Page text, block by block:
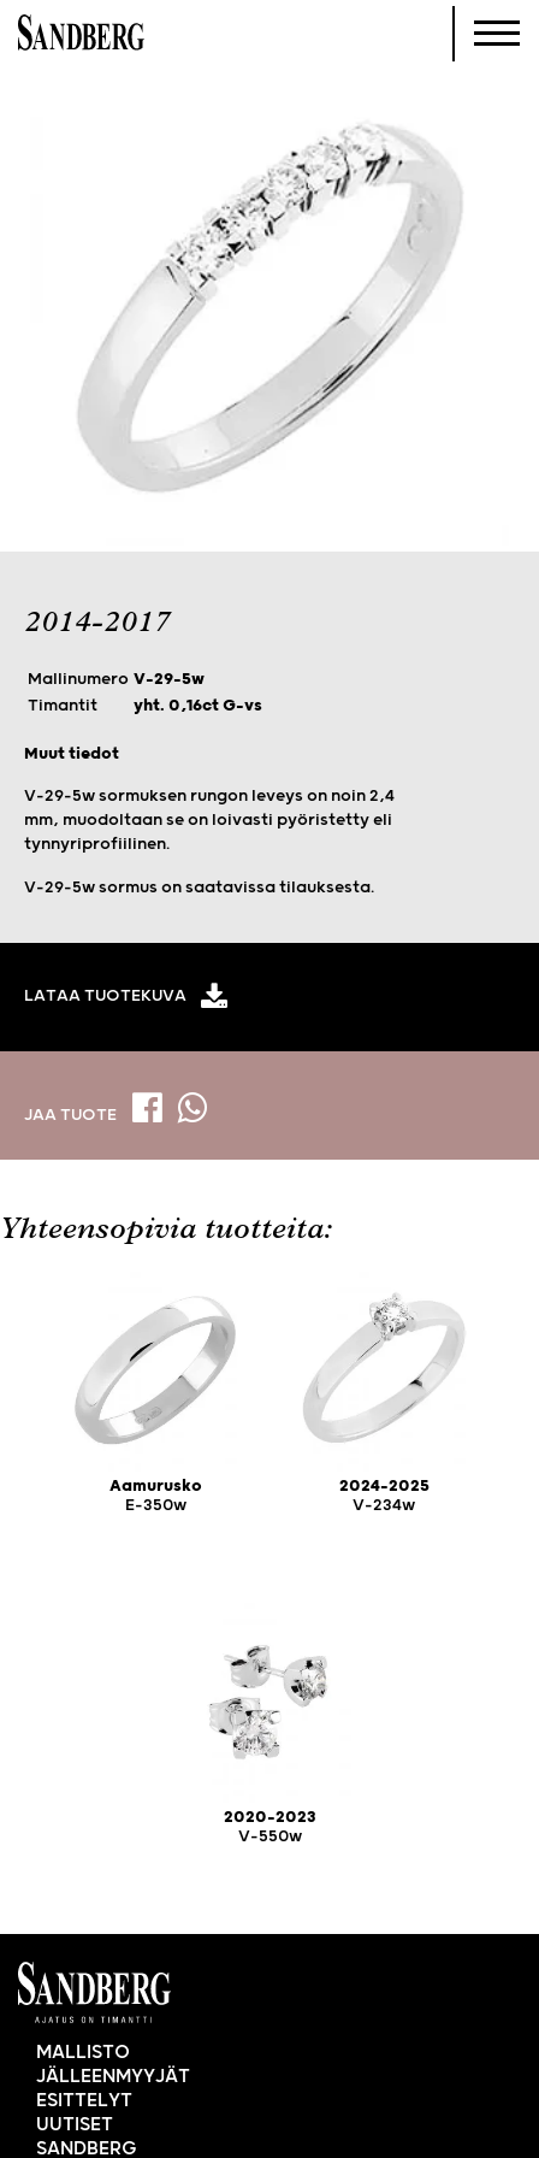
2014-2017
Mallinumero V-29-5w
Timantit
yht. 0,16ct G-vs
Muut tiedot
V-29-5w sormuksen rungon leveys on noin 2,4
mm, muodoltaan se on loivasti pyöristetty eli
tynnyriprofiilinen.
V-29-5w sormus on saatavissa tilauksesta.
LATAA TUOTEKUVA
JAA TUOTE
Yhteensopivia tuotteita:
Aamurusko
E-350w
2024-2025
V-234w
2020-2023
V-550w
MALLISTO
JÄLLEENMYYJÄT
ESITTELYT
UUTISET
SANDBERG